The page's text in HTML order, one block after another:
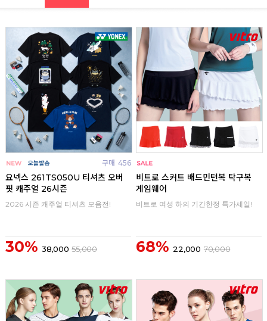
구매 456
요넥스 261TS050U 티셔츠 오버
핏 캐주얼 26시즌
2026 시즌 캐주얼 티셔츠 모음전!
30% 38,000 55,000
비트로 스커트 배드민턴복 탁구복
게임웨어
비트로 여성 하의 기간한정 특가세일!
68% 22,000 70,000